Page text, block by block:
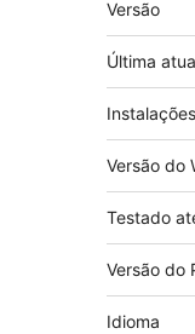
Versão
Última
Versão do
Testado
Versão do
Idioma